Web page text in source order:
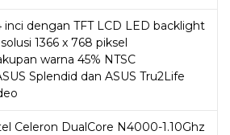
inci dengan TFT LCD LED backlight
1366 x 768 piksel
warna 45% NTSC
Splendid dan ASUS Tru2Life
Celeron DualCore N4000-1.10Ghz